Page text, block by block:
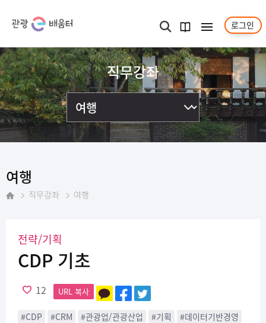
검색
과정
안내서
메뉴보기 로그인
직무강좌
여행
직무강좌 여행
전략/기획
CDP 기초
12 URL 복사
#CDP #CRM #관광업/관광산업 #기획
#데이터기반경영